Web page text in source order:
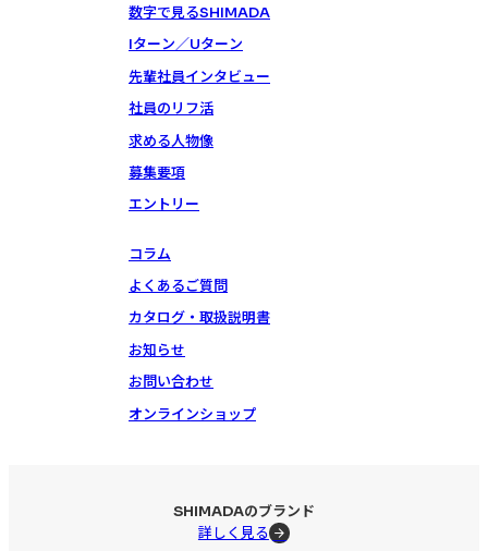
数字で見るSHIMADA
Iターン／Uターン
先輩社員インタビュー
社員のリフ活
求める人物像
募集要項
エントリー
コラム
よくあるご質問
カタログ・取扱説明書
お知らせ
お問い合わせ
オンラインショップ
SHIMADAのブランド
詳しく見る